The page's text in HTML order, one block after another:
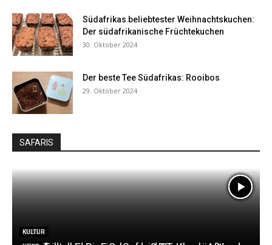
Südafrikas beliebtester Weihnachtskuchen:
Der südafrikanische Früchtekuchen
30. Oktober 2024
Der beste Tee Südafrikas: Rooibos
29. Oktober 2024
SAFARIS
LODGES
NEWS
KULTUR